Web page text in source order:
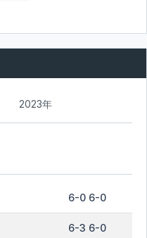
2023年
6-0 6-0
6-3 6-0